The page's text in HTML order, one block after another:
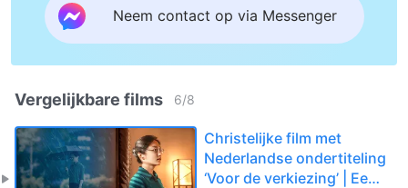
Neem contact op via Messenger
Vergelijkbare films 6/8
Christelijke film met
Nederlandse ondertiteling
‘Voor de verkiezing’ | Een